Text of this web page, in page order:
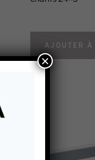
AJOUTER
×